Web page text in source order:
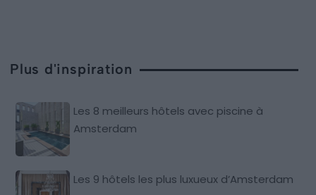
Plus d'inspiration
Les 8 meilleurs hôtels avec piscine à
Amsterdam
Les 9 hôtels les plus luxueux d’Amsterdam